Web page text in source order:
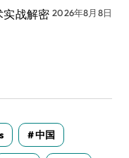
实战解密 2026年8月8日
中国